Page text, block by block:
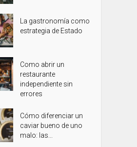
La gastronomía como
estrategia de Estado
Como abrir un
restaurante
independiente sin
errores
Cómo diferenciar un
caviar bueno de uno
malo: las...